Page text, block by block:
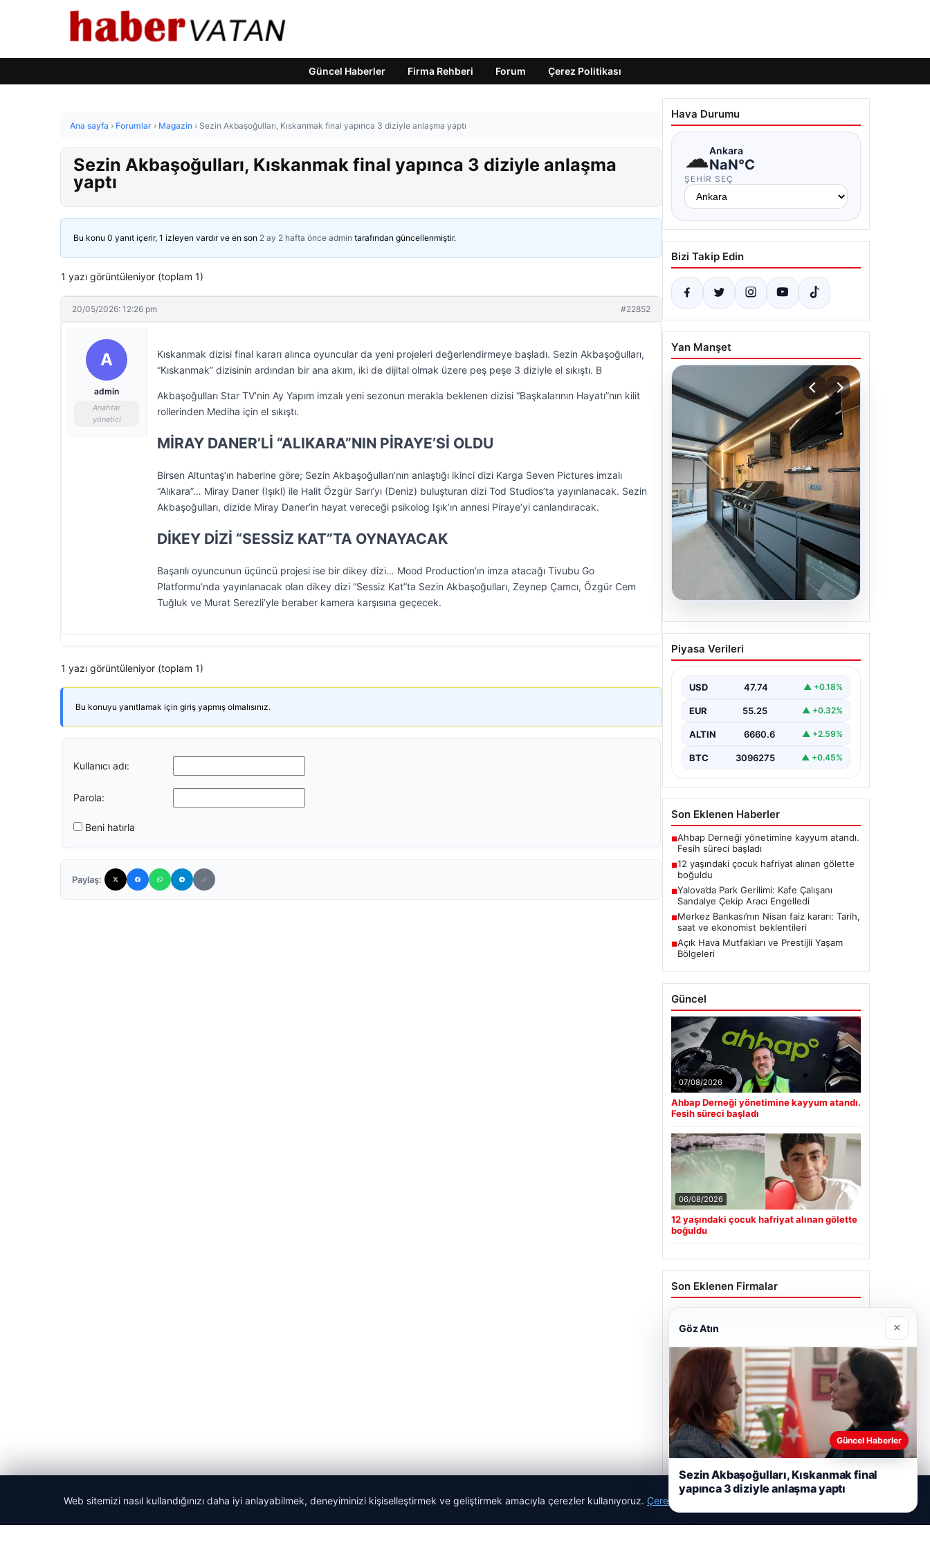
Güncel Haberler Firma Rehberi Forum Çerez Politikası
Ana sayfa › Forumlar › Magazin › Sezin Akbaşoğulları, Kıskanmak final yapınca 3 diziyle anlaşma yaptı
Sezin Akbaşoğulları, Kıskanmak final yapınca 3 diziyle anlaşma
yaptı
Bu konu 0 yanıt içerir, 1 izleyen vardır ve en son 2 ay 2 hafta önce admin tarafından güncellenmiştir.
1 yazı görüntüleniyor (toplam 1)
20/05/2026: 12:26 pm #22852
A
admin
Anahtar
yönetici
Kıskanmak dizisi final kararı alınca oyuncular da yeni projeleri değerlendirmeye başladı. Sezin Akbaşoğulları,
“Kıskanmak” dizisinin ardından bir ana akım, iki de dijital olmak üzere peş peşe 3 diziyle el sıkıştı. B
Akbaşoğulları Star TV’nin Ay Yapım imzalı yeni sezonun merakla beklenen dizisi “Başkalarının Hayatı”nın kilit
rollerinden Mediha için el sıkıştı.
MİRAY DANER’Lİ “ALIKARA”NIN PİRAYE’Sİ OLDU
Birsen Altuntaş’ın haberine göre; Sezin Akbaşoğulları’nın anlaştığı ikinci dizi Karga Seven Pictures imzalı
“Alıkara”… Miray Daner (Işıkl) ile Halit Özgür Sarı’yı (Deniz) buluşturan dizi Tod Studios’ta yayınlanacak. Sezin
Akbaşoğulları, dizide Miray Daner’in hayat vereceği psikolog Işık’ın annesi Piraye’yi canlandıracak.
DİKEY DİZİ “SESSİZ KAT”TA OYNAYACAK
Başarılı oyuncunun üçüncü projesi ise bir dikey dizi… Mood Production’ın imza atacağı Tivubu Go
Platformu’nda yayınlanacak olan dikey dizi “Sessiz Kat”ta Sezin Akbaşoğulları, Zeynep Çamcı, Özgür Cem
Tuğluk ve Murat Serezli’yle beraber kamera karşısına geçecek.
1 yazı görüntüleniyor (toplam 1)
Bu konuyu yanıtlamak için giriş yapmış olmalısınız.
Kullanıcı adı:
Parola:
Beni hatırla
Paylaş:
Hava Durumu
☁Ankara
NaN°C
ŞEHIR SEÇ
Bizi Takip Edin
Yan Manşet
Açık Hava Mutfakları ve
Prestijli Yaşam Bölgeleri
bir gelişim yaşamaktadır. Özellikle
lüks evlerde bulunan ev sahipleri,…
Piyasa Verileri
USD 47.74 ▲ +0.18%
EUR 55.25 ▲ +0.32%
ALTIN 6660.6 ▲ +2.59%
BTC 3096275 ▲ +0.45%
Son Eklenen Haberler
■Ahbap Derneği yönetimine kayyum atandı.
Fesih süreci başladı
■12 yaşındaki çocuk hafriyat alınan gölette
boğuldu
■Yalova’da Park Gerilimi: Kafe Çalışanı
Sandalye Çekip Aracı Engelledi
■Merkez Bankası’nın Nisan faiz kararı: Tarih,
saat ve ekonomist beklentileri
■Açık Hava Mutfakları ve Prestijli Yaşam
Bölgeleri
Güncel
07/08/2026
Ahbap Derneği yönetimine kayyum atandı.
Fesih süreci başladı
06/08/2026
12 yaşındaki çocuk hafriyat alınan gölette
boğuldu
Son Eklenen Firmalar
Trend Yapı Akustik
18/04/2026
Web sitemizi nasıl kullandığınızı daha iyi anlayabilmek, deneyiminizi kişiselleştirmek ve geliştirmek amacıyla çerezler kullanıyoruz. Çerez Politikamız
Göz Atın ×
Güncel Haberler
Sezin Akbaşoğulları, Kıskanmak final
yapınca 3 diziyle anlaşma yaptı